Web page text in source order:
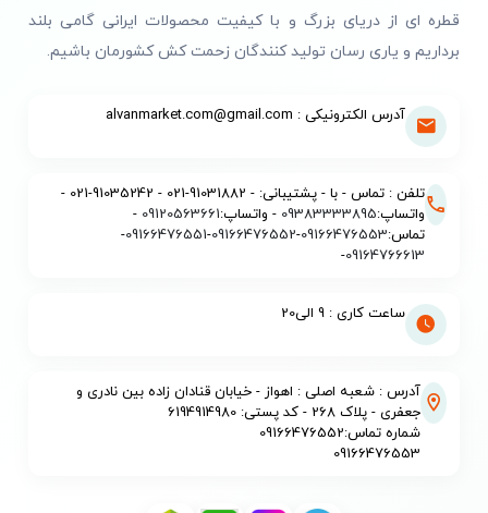
قطره ای از دریای بزرگ و با کیفیت محصولات ایرانی گامی بلند
برداریم و یاری رسان تولید کنندگان زحمت کش کشورمان باشیم.
آدرس الکترونیکی : alvanmarket.com@gmail.com
تلفن : تماس - با - پشتیبانی: - 91031882-021 - 91035242-021 -
واتساپ:09383333895 - واتساپ:09120563661
-
تماس:09166476553
-
09166476552
-
09166476551
-
09164766613
-
ساعت کاری : 9 الی20
آدرس : شعبه اصلی : اهواز - خیابان قنادان زاده بین نادری و
جعفری - پلاک 268 - کد پستی: 6194914980
شماره تماس:09166476552
09166476553